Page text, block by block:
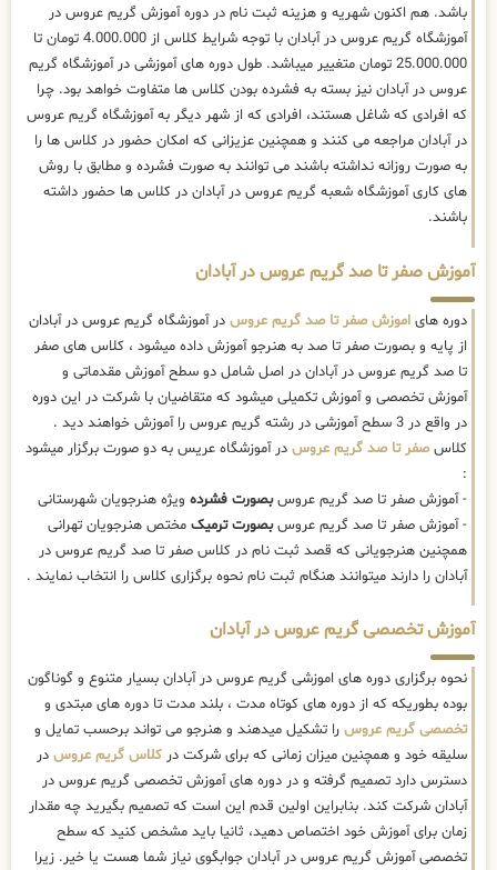
باشد. هم اکنون شهریه و هزینه ثبت نام در دوره آموزش گریم عروس در
آموزشگاه گریم عروس در آبادان با توجه شرایط کلاس از 4.000.000 تومان تا
25.000.000 تومان متغییر میباشد. طول دوره های آموزشی در آموزشگاه گریم
عروس در آبادان نیز بسته به فشرده بودن کلاس ها متفاوت خواهد بود. چرا
که افرادی که شاغل هستند، افرادی که از شهر دیگر به آموزشگاه گریم عروس
در آبادان مراجعه می کنند و همچنین عزیزانی که امکان حضور در کلاس ها را
به صورت روزانه نداشته باشند می توانند به صورت فشرده و مطابق با روش
های کاری آموزشگاه شعبه گریم عروس در آبادان در کلاس ها حضور داشته
باشند.
آموزش صفر تا صد گریم عروس در آبادان
دوره های اموزش صفر تا صد گریم عروس در آموزشگاه گریم عروس در آبادان
از پایه و بصورت صفر تا صد به هنرجو آموزش داده میشود ، کلاس های صفر
تا صد گریم عروس در آبادان در اصل شامل دو سطح آموزش مقدماتی و
آموزش تخصصی و آموزش تکمیلی میشود که متقاضیان با شرکت در این دوره
در واقع در 3 سطح آموزشی در رشته گریم عروس را آموزش خواهند دید .
کلاسصفر تا صد گریم عروس در آموزشگاه عریس به دو صورت برگزار میشود
:
- آموزش صفر تا صد گریم عروسبصورت فشرده ویژه هنرجویان شهرستانی
- آموزش صفر تا صد گریم عروسبصورت ترمیک مختص هنرجویان تهرانی
همچنین هنرجویانی که قصد ثبت نام در کلاس صفر تا صد گریم عروس در
آبادان را دارند میتوانند هنگام ثبت نام نحوه برگزاری کلاس را انتخاب نمایند .
آموزش تخصصی گریم عروس در آبادان
نحوه برگزاری دوره های اموزشی گریم عروس در آبادان بسیار متنوع و گوناگون
بوده بطوریکه که از دوره های کوتاه مدت ، بلند مدت تا دوره های مبتدی و
تخصصی گریم عروس را تشکیل میدهند و هنرجو می تواند برحسب تمایل و
سلیقه خود و همچنین میزان زمانی که برای شرکت در کلاس گریم عروس در
دسترس دارد تصمیم گرفته و در دوره های آموزش تخصصی گریم عروس در
آبادان شرکت کند. بنابراین اولین قدم این است که تصمیم بگیرید چه مقدار
زمان برای آموزش خود اختصاص دهید، ثانیا باید مشخص کنید که سطح
تخصصی آموزش گریم عروس در آبادان جوابگوی نیاز شما هست یا خیر. زیرا